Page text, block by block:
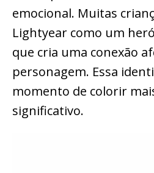
emocional. Muitas
Lightyear como um
que cria uma conexão
personagem. Essa
momento de colorir
significativo.